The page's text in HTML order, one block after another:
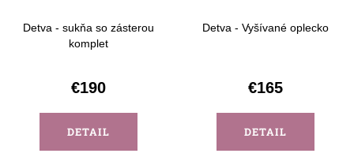
Detva - sukňa so zásterou
komplet
€190
DETAIL
Detva - Vyšívané oplecko
€165
DETAIL